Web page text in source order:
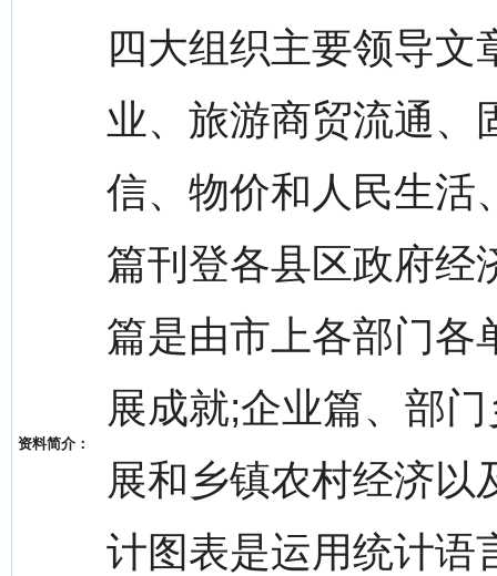
资料简介：
四大组织主要领导
业、旅游商贸流通、
信、物价和人民生活
篇刊登各县区政府经
篇是由市上各部门各
展成就;企业篇、部
展和乡镇农村经济以
计图表是运用统计语